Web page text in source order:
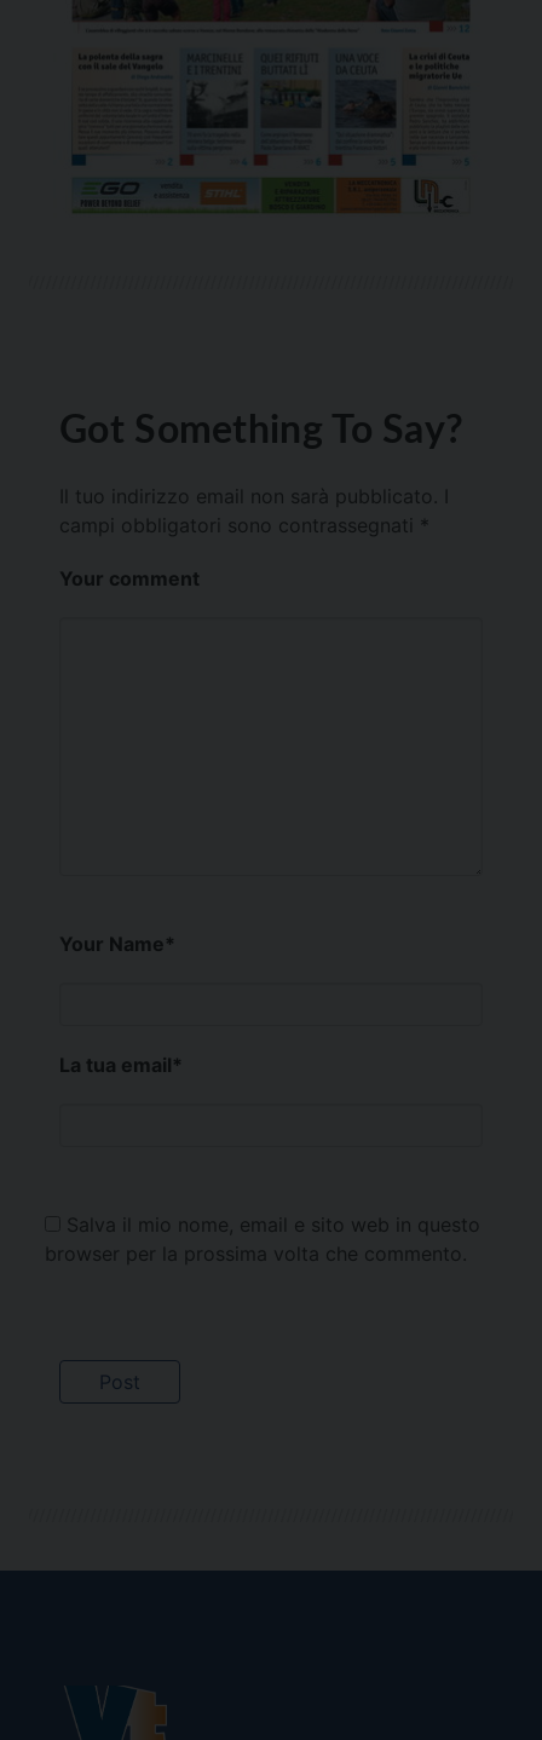
Got Something To Say?
Il tuo indirizzo email non sarà pubblicato.
campi obbligatori sono contrassegnati *
Your comment
Your Name*
La tua email*
Salva il mio nome, email e sito web in questo
browser per la prossima volta che commento.